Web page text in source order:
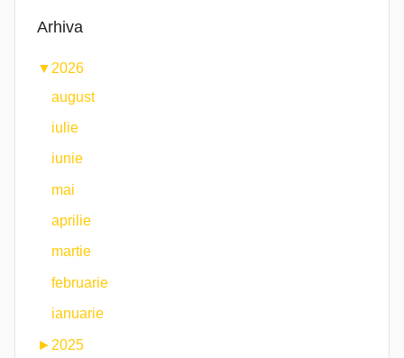
Arhiva
▼2026
august
iulie
iunie
mai
aprilie
martie
februarie
ianuarie
► 2025